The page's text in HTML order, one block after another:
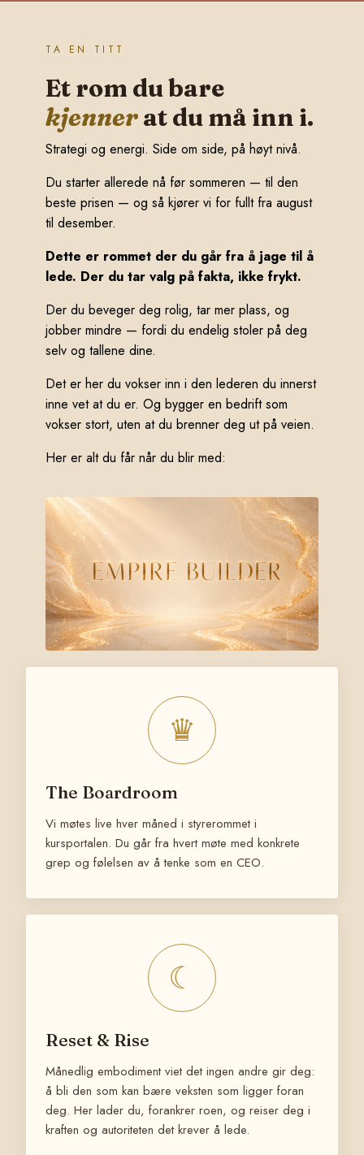
TA EN TITT
Et rom du bare
kjennerat du må inn i.
Strategi og energi. Side om side, på høyt nivå.
Du starter allerede nå før sommeren — til den
beste prisen — og så kjører vi for fullt fra august
til desember.
Dette er rommet der du går fra å jage til å
lede. Der du tar valg på fakta, ikke frykt.
Der du beveger deg rolig, tar mer plass, og
jobber mindre — fordi du endelig stoler på deg
selv og tallene dine.
Det er her du vokser inn i den lederen du innerst
inne vet at du er. Og bygger en bedrift som
vokser stort, uten at du brenner deg ut på veien.
Her er alt du får når du blir med:
♛
The Boardroom
Vi møtes live hver måned i styrerommet i
kursportalen. Du går fra hvert møte med konkrete
grep og følelsen av å tenke som en CEO.
☾
Reset & Rise
Månedlig embodiment viet det ingen andre gir deg:
å bli den som kan bære veksten som ligger foran
deg. Her lader du, forankrer roen, og reiser deg i
kraften og autoriteten det krever å lede.